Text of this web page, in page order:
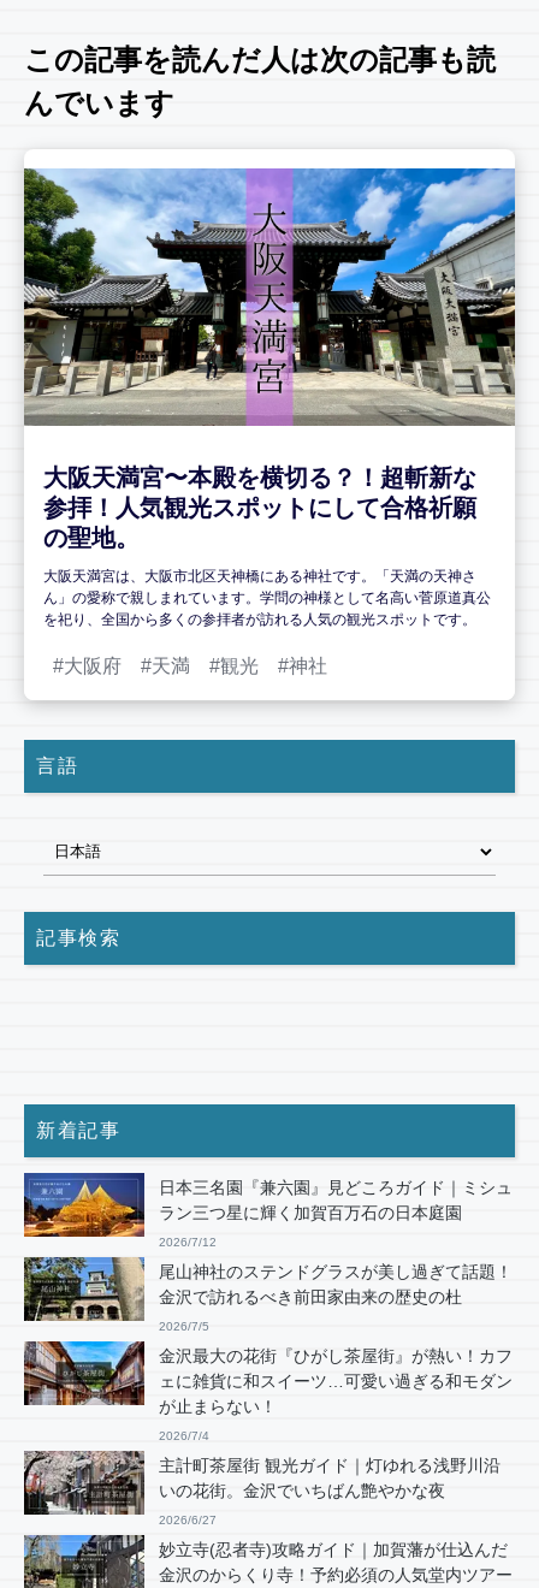
この記事を読んだ人は次の記事も読
んでいます
大阪天満宮〜本殿を横切る？！超斬新な
参拝！人気観光スポットにして合格祈願
の聖地。
大阪天満宮は、大阪市北区天神橋にある神社です。「天満の天神さ
ん」の愛称で親しまれています。学問の神様として名高い菅原道真公
を祀り、全国から多くの参拝者が訪れる人気の観光スポットです。
大阪府 天満 観光 神社
言語
記事検索
新着記事
日本三名園『兼六園』見どころガイド｜ミシュ
ラン三つ星に輝く加賀百万石の日本庭園
2026/7/12
尾山神社のステンドグラスが美し過ぎて話題！
金沢で訪れるべき前田家由来の歴史の杜
2026/7/5
金沢最大の花街『ひがし茶屋街』が熱い！カフ
ェに雑貨に和スイーツ…可愛い過ぎる和モダン
が止まらない！
2026/7/4
主計町茶屋街 観光ガイド｜灯ゆれる浅野川沿
いの花街。金沢でいちばん艶やかな夜
2026/6/27
妙立寺(忍者寺)攻略ガイド｜加賀藩が仕込んだ
金沢のからくり寺！予約必須の人気堂内ツアー